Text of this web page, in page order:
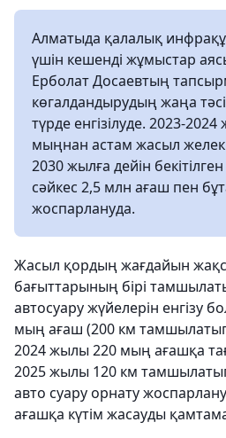
Алматыда қалалық
үшін кешенді жұмыстар
Ерболат Досаевтың
көгалдандырудың жаңа
түрде енгізілуде. 2023-
мыңнан астам жасыл
2030 жылға дейін
сәйкес 2,5 млн ағаш пен
жоспарлануда.
Жасыл қордың жағдайын
бағыттарының бірі
автосуару жүйелерін енгізу
мың ағаш (200 км
2024 жылы 220 мың ағашқа
2025 жылы 120 км
авто суару орнату
ағашқа күтім жасауды